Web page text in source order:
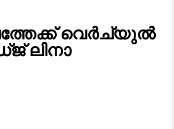
സൗജന്യമായി തുടരും: അഭ്യൂഹം
ഗാന്ധിക്ക് ചലനമുണ്ടാക്കാനായില്ല,
വെര്‍ച്യുല്‍
ലിനാ